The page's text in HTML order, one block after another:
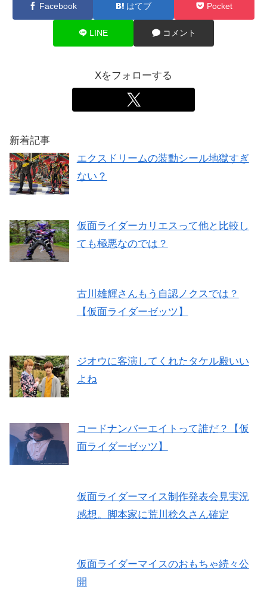
Facebook はてブ Pocket
LINE コメント
Xをフォローする
新着記事
エクスドリームの装動シール地獄すぎ
ない？
仮面ライダーカリエスって他と比較し
ても極悪なのでは？
古川雄輝さんもう自認ノクスでは？
【仮面ライダーゼッツ】
ジオウに客演してくれたタケル殿いい
よね
コードナンバーエイトって誰だ？【仮
面ライダーゼッツ】
仮面ライダーマイス制作発表会見実況
感想。脚本家に荒川稔久さん確定
仮面ライダーマイスのおもちゃ続々公
開